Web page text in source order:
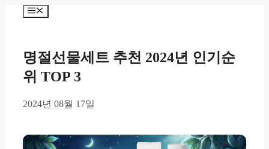
Menu
명절선물세트 추천 2024년 인기순
위 TOP 3
2024년 08월 17일